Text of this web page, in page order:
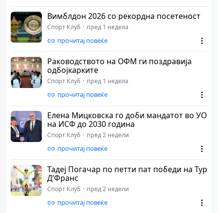
Вимблдон 2026 со рекордна посетеност
Спорт Клуб пред 1 недела
прочитај повеќе
Раководството на ОФМ ги поздравија
одбојкарките
Спорт Клуб пред 1 недела
прочитај повеќе
Елена Мицковска го доби мандатот во УО
на ИСФ до 2030 година
Спорт Клуб пред 2 недели
прочитај повеќе
Тадеј Погачар по петти пат победи на Тур
Д’Франс
Спорт Клуб пред 2 недели
прочитај повеќе